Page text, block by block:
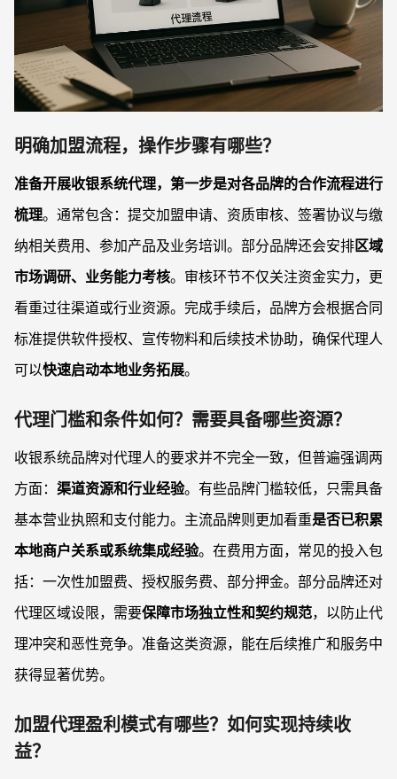
明确加盟流程，操作步骤有哪些？
准备开展收银系统代理，第一步是对各品牌的合作流程进行
梳理。通常包含：提交加盟申请、资质审核、签署协议与缴
纳相关费用、参加产品及业务培训。部分品牌还会安排区域
市场调研、业务能力考核。审核环节不仅关注资金实力，更
看重过往渠道或行业资源。完成手续后，品牌方会根据合同
标准提供软件授权、宣传物料和后续技术协助，确保代理人
可以快速启动本地业务拓展。
代理门槛和条件如何？需要具备哪些资源？
收银系统品牌对代理人的要求并不完全一致，但普遍强调两
方面： 渠道资源和行业经验。有些品牌门槛较低，只需具备
基本营业执照和支付能力。主流品牌则更加看重是否已积累
本地商户关系或系统集成经验。在费用方面，常见的投入包
括：一次性加盟费、授权服务费、部分押金。部分品牌还对
代理区域设限，需要保障市场独立性和契约规范，以防止代
理冲突和恶性竞争。准备这类资源，能在后续推广和服务中
获得显著优势。
加盟代理盈利模式有哪些？如何实现持续收
益？